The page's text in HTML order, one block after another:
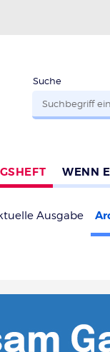
Suche
WENN
Ausgabe